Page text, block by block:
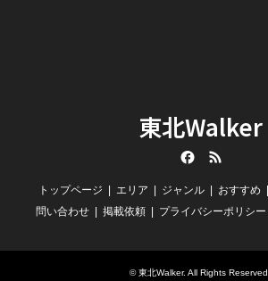
東北Walker
トップページ エリア ジャンル おすすめ
問い合わせ
掲載依頼 プライバシーポリシー
©東北Walker. All Rights Reserved.